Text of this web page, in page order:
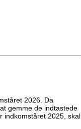
2026. Da
gemme de indtastede
indkomståret 2025, skal